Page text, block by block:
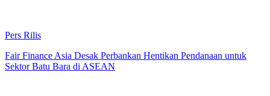
Pers Rilis
Fair Finance Asia Desak Perbankan Hentikan Pendanaan untuk
Sektor Batu Bara di ASEAN